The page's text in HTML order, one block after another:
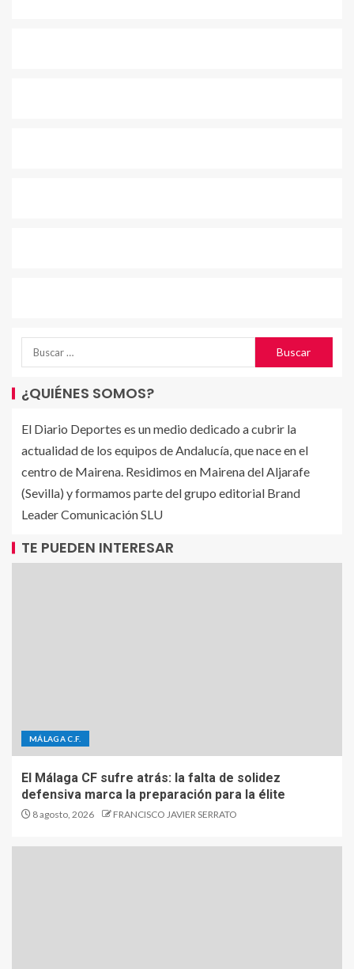
¿QUIÉNES SOMOS?
El Diario Deportes es un medio dedicado a cubrir la
actualidad de los equipos de Andalucía, que nace en el
centro de Mairena. Residimos en Mairena del Aljarafe
(Sevilla) y formamos parte del grupo editorial Brand
Leader Comunicación SLU
TE PUEDEN INTERESAR
MÁLAGA C.F.
El Málaga CF sufre atrás: la falta de solidez
defensiva marca la preparación para la élite
8 agosto, 2026 FRANCISCO JAVIER SERRATO